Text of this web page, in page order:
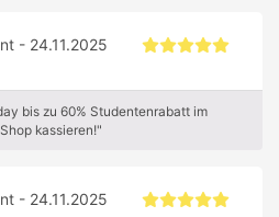
- 24.11.2025
bis zu 60% Studentenrabatt im
kassieren!"
- 24.11.2025